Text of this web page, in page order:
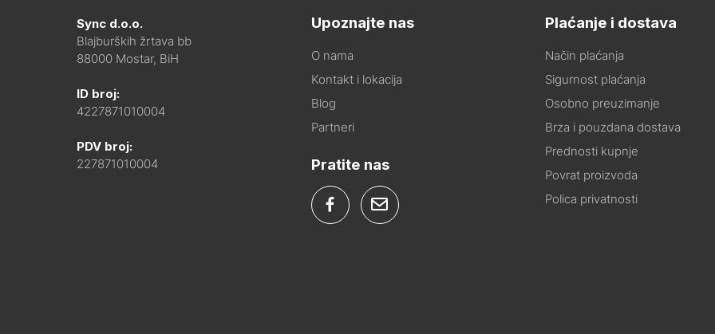
Sync d.o.o.
Blajburških žrtava bb
88000 Mostar, BiH
ID broj:
4227871010004
PDV broj:
227871010004
Upoznajte nas
O nama
Kontakt i lokacija
Blog
Partneri
Pratite nas
Plaćanje i dostava
Način plaćanja
Sigurnost plaćanja
Osobno preuzimanje
Brza i pouzdana dostava
Prednosti kupnje
Povrat proizvoda
Polica privatnosti